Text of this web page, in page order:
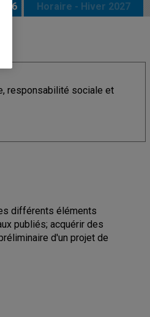
Horaire - Hiver 2027
responsabilité sociale et
différents éléments
publiés; acquérir des
d'un projet de